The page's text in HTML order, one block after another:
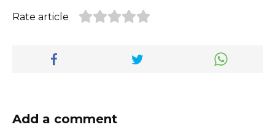
Rate article
Add a comment